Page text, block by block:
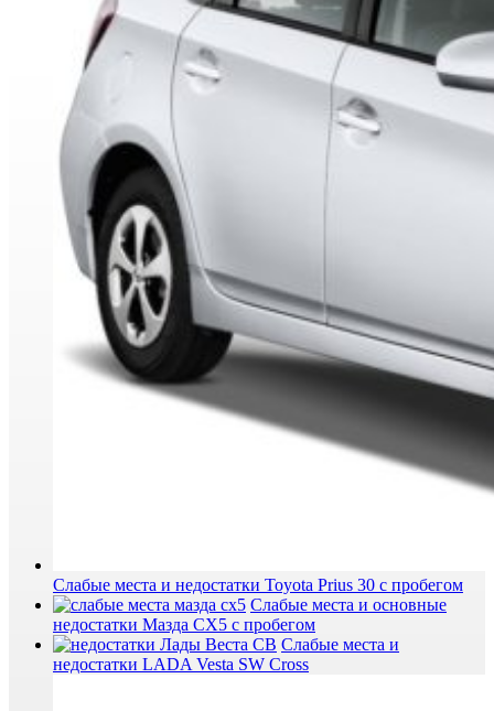
Слабые места и недостатки Toyota Prius 30 с пробегом
Слабые места и основные
недостатки Мазда СХ5 с пробегом
Слабые места и
недостатки LADA Vesta SW Cross